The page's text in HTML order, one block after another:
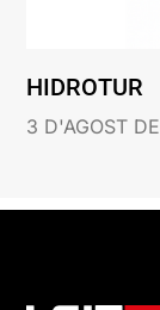
HIDROTUR
3 D'AGOST